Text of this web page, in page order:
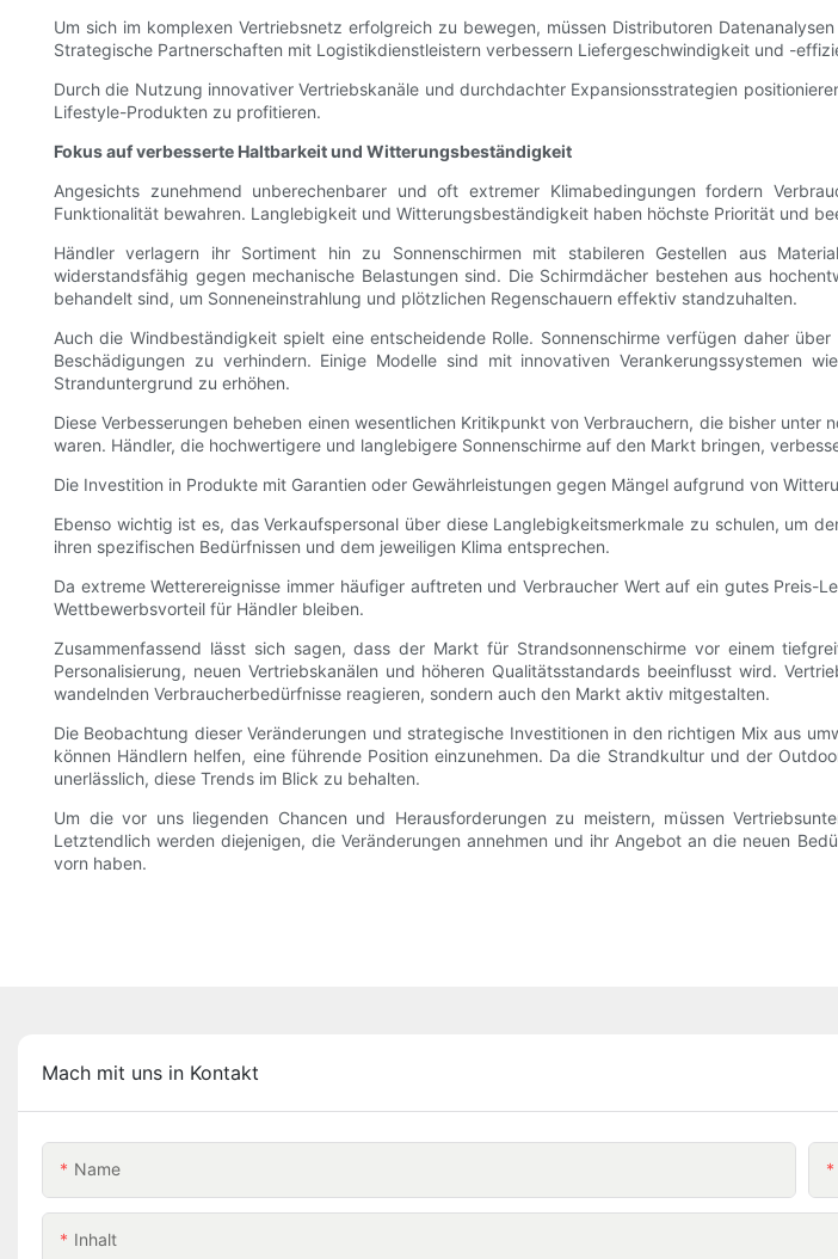
Um sich im komplexen Vertriebsnetz erfolgreich zu bewegen, müssen Distributoren
Strategische Partnerschaften mit Logistikdienstleistern verbessern Liefergeschwindigkeit und -
Durch die Nutzung innovativer Vertriebskanäle und durchdachter Expansionsstrategien
Lifestyle-Produkten zu profitieren.
Fokus auf verbesserte Haltbarkeit und Witterungsbeständigkeit
Angesichts zunehmend unberechenbarer und oft extremer Klimabedingungen fordern
Funktionalität bewahren. Langlebigkeit und Witterungsbeständigkeit haben höchste Priorität und
Händler verlagern ihr Sortiment hin zu Sonnenschirmen mit stabileren Gestellen aus
widerstandsfähig gegen mechanische Belastungen sind. Die Schirmdächer bestehen aus
behandelt sind, um Sonneneinstrahlung und plötzlichen Regenschauern effektiv standzuhalten.
Auch die Windbeständigkeit spielt eine entscheidende Rolle. Sonnenschirme verfügen daher
Beschädigungen zu verhindern. Einige Modelle sind mit innovativen Verankerungssystemen
Stranduntergrund zu erhöhen.
Diese Verbesserungen beheben einen wesentlichen Kritikpunkt von Verbrauchern, die bisher
waren. Händler, die hochwertigere und langlebigere Sonnenschirme auf den Markt bringen,
Die Investition in Produkte mit Garantien oder Gewährleistungen gegen Mängel aufgrund von
Ebenso wichtig ist es, das Verkaufspersonal über diese Langlebigkeitsmerkmale zu schulen, um
ihren spezifischen Bedürfnissen und dem jeweiligen Klima entsprechen.
Da extreme Wetterereignisse immer häufiger auftreten und Verbraucher Wert auf ein gutes
Wettbewerbsvorteil für Händler bleiben.
Zusammenfassend lässt sich sagen, dass der Markt für Strandsonnenschirme vor einem
Personalisierung, neuen Vertriebskanälen und höheren Qualitätsstandards beeinflusst wird.
wandelnden Verbraucherbedürfnisse reagieren, sondern auch den Markt aktiv mitgestalten.
Die Beobachtung dieser Veränderungen und strategische Investitionen in den richtigen Mix aus
können Händlern helfen, eine führende Position einzunehmen. Da die Strandkultur und der
unerlässlich, diese Trends im Blick zu behalten.
Um die vor uns liegenden Chancen und Herausforderungen zu meistern, müssen
Letztendlich werden diejenigen, die Veränderungen annehmen und ihr Angebot an die neuen
vorn haben.
Mach mit uns in Kontakt
Name
Inhalt